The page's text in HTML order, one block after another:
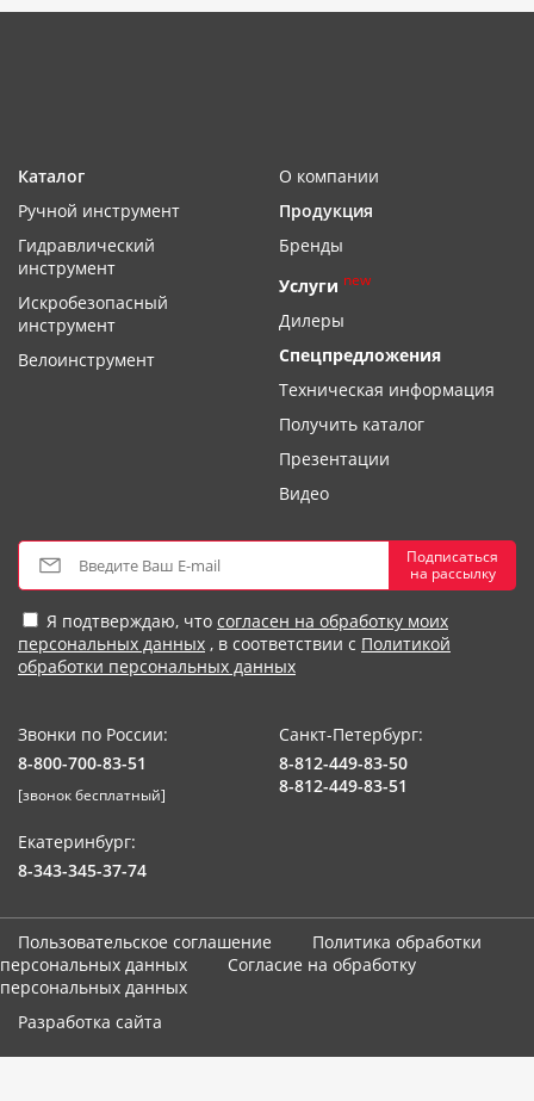
Каталог
Ручной инструмент
Гидравлический
инструмент
Искробезопасный
инструмент
Велоинструмент
О компании
Продукция
Бренды
Услуги new
Дилеры
Спецпредложения
Техническая информация
Получить каталог
Презентации
Видео
Подписаться
на рассылку
Я подтверждаю, что согласен на обработку моих
персональных данных , в соответствии с Политикой
обработки персональных данных
Звонки по России:
8-800-700-83-51
[звонок бесплатный]
Санкт-Петербург:
8-812-449-83-50
8-812-449-83-51
Екатеринбург:
8-343-345-37-74
Пользовательское соглашение
Политика обработки
персональных данных
Согласие на обработку
персональных данных
Разработка сайта